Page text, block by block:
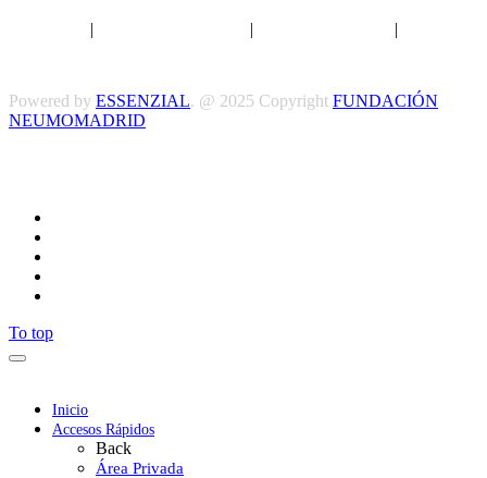
Powered by ESSENZIAL. @ 2025 Copyright FUNDACIÓN
NEUMOMADRID
To top
Inicio
Accesos Rápidos
Back
Área Privada